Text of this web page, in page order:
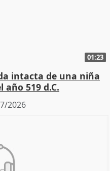
01:23
intacta de una niña
año 519 d.C.
2026